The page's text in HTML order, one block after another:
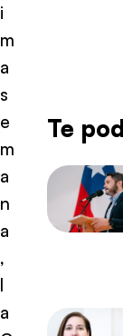
i
m
a
s
e
m
a
n
a
,
l
a
Te